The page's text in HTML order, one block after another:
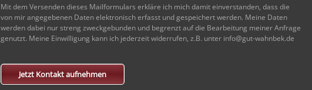
Mit dem Versenden dieses Mailformulars erkläre ich mich damit einverstanden, dass die
von mir angegebenen Daten elektronisch erfasst und gespeichert werden. Meine Daten
werden dabei nur streng zweckgebunden und begrenzt auf die Bearbeitung meiner Anfrage
genutzt. Meine Einwilligung kann ich jederzeit widerrufen, z.B. unter info@gut-wahnbek.de
Jetzt Kontakt aufnehmen